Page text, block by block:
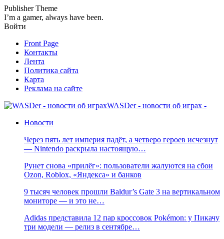
Publisher Theme
I’m a gamer, always have been.
Войти
Front Page
Контакты
Лента
Политика сайта
Карта
Реклама на сайте
WASDer - новости об играх -
Новости
Через пять лет империя падёт, а четверо героев исчезнут
— Nintendo раскрыла настоящую…
Рунет снова «прилёг»: пользователи жалуются на сбои
Ozon, Roblox, «Яндекса» и банков
9 тысяч человек прошли Baldur’s Gate 3 на вертикальном
мониторе — и это не…
Adidas представила 12 пар кроссовок Pokémon: у Пикачу
три модели — релиз в сентябре…